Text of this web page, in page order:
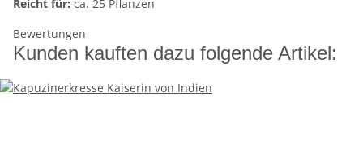
Reicht für: ca. 25 Pflanzen
Bewertungen
Kunden kauften dazu folgende Artikel: